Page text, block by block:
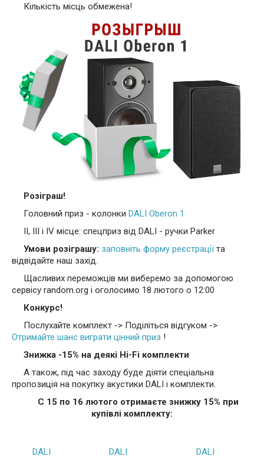
Кількість місць обмежена!
Розіграш!
Головний приз - колонки DALI Oberon 1
II, III і IV місце: спецприз від DALI - ручки Parker
Умови розіграшу: заповніть форму реєстрації та
відвідайте наш захід.
Щасливих переможців ми виберемо за допомогою
сервісу random.org і оголосимо 18 лютого о 12:00
Конкурс!
Послухайте комплект -> Поділіться відгуком ->
Отримайте шанс виграти цінний приз !
Знижка -15% на деякі Hi-Fi комплекти
А також, під час заходу буде діяти спеціальна
пропозиція на покупку акустики DALI і комплекти.
C 15 по 16 лютого отримаєте знижку 15% при
купівлі комплекту:
DALI DALI DALI